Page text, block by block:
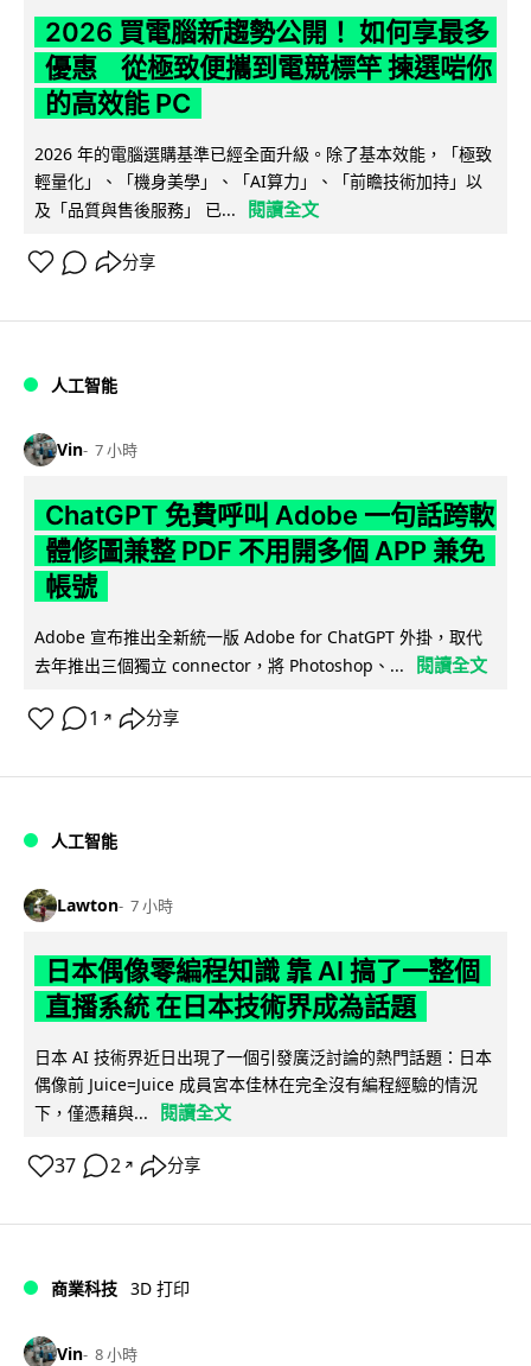
2026 買電腦新趨勢公開！ 如何享最多
優惠 從極致便攜到電競標竿 揀選啱你
的高效能 PC
2026 年的電腦選購基準已經全面升級。除了基本效能，「極致
輕量化」、「機身美學」、「AI算力」、「前瞻技術加持」以
及「品質與售後服務」 已...
閱讀全文
分享
人工智能
Vin 7 小時
ChatGPT 免費呼叫 Adobe 一句話跨軟
體修圖兼整 PDF 不用開多個 APP 兼免
帳號
Adobe 宣布推出全新統一版 Adobe for ChatGPT 外掛，取代
去年推出三個獨立 connector，將 Photoshop、...
閱讀全文
1 ↗ 分享
人工智能
Lawton 7 小時
日本偶像零編程知識 靠 AI 搞了一整個
直播系統 在日本技術界成為話題
日本 AI 技術界近日出現了一個引發廣泛討論的熱門話題：日本
偶像前 Juice=Juice 成員宮本佳林在完全沒有編程經驗的情況
下，僅憑藉與...
閱讀全文
37 2 ↗ 分享
商業科技 3D 打印
Vin 8 小時